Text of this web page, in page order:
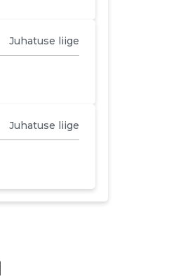
Juhatuse liige
Juhatuse liige